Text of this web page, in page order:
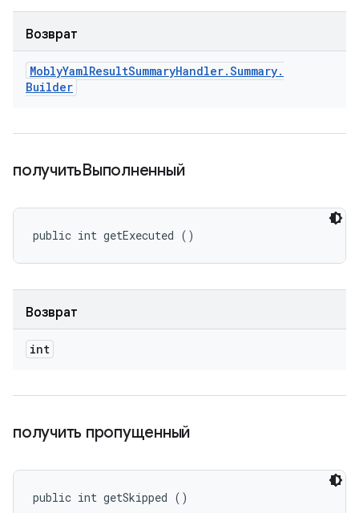
Возврат
MoblyYamlResultSummaryHandler.Summary.
Builder
получитьВыполненный
public int getExecuted ()
Возврат
int
получить пропущенный
public int getSkipped ()